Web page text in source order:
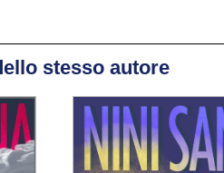
stesso autore